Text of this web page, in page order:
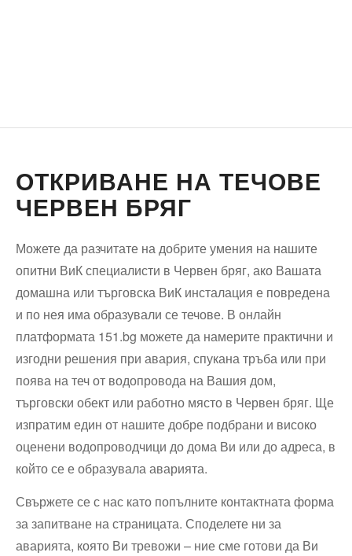
ОТКРИВАНЕ НА ТЕЧОВЕ
ЧЕРВЕН БРЯГ
Можете да разчитате на добрите умения на нашите
опитни ВиК специалисти в Червен бряг, ако Вашата
домашна или търговска ВиК инсталация е повредена
и по нея има образували се течове. В онлайн
платформата 151.bg можете да намерите практични и
изгодни решения при авария, спукана тръба или при
поява на теч от водопровода на Вашия дом,
търговски обект или работно място в Червен бряг. Ще
изпратим един от нашите добре подбрани и високо
оценени водопроводчици до дома Ви или до адреса, в
който се е образувала аварията.
Свържете се с нас като попълните контактната форма
за запитване на страницата. Споделете ни за
аварията, която Ви тревожи – ние сме готови да Ви